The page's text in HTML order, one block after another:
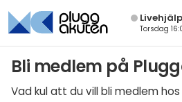
Torsdag
Bli medlem på
Vad kul att du vill bli medlem
Fysik